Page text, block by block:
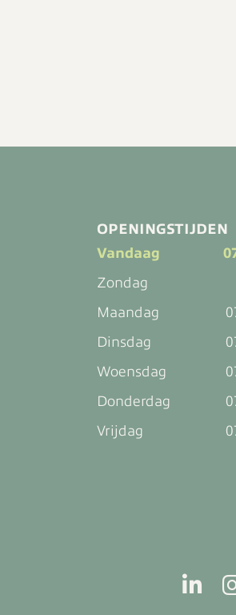
OPENINGSTIJDEN
Vandaag
Zondag
Maandag
Dinsdag
Woensdag
Donderdag
Vrijdag